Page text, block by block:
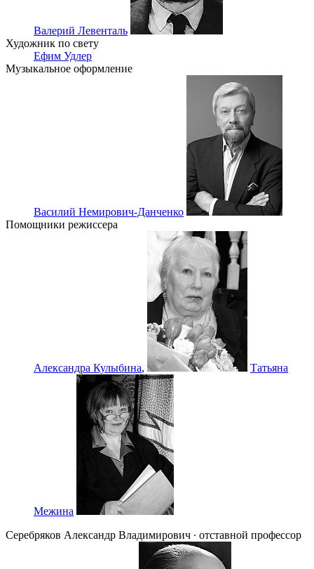
Валерий Левенталь
Художник по свету
Ефим Удлер
Музыкальное оформление
Василий Немирович-Данченко
Помощники режиссера
Александра Кулыбина, Татьяна
Межина
Серебряков Александр Владимирович ∙ отставной профессор